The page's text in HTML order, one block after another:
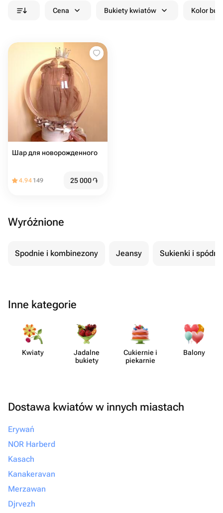
Cena Bukiety kwiatów Kolor
Шар для новорожденного
4.94 149 25 000֏
Wyróżnione
Spodnie i kombinezony Jeansy Sukienki i
Inne kategorie
Kwiaty
Jadalne
bukiety
Cukiernie i
piekarnie
Balony
Dostawa kwiatów w innych miastach
Erywań
NOR Harberd
Kasach
Kanakeravan
Merzawan
Djrvezh